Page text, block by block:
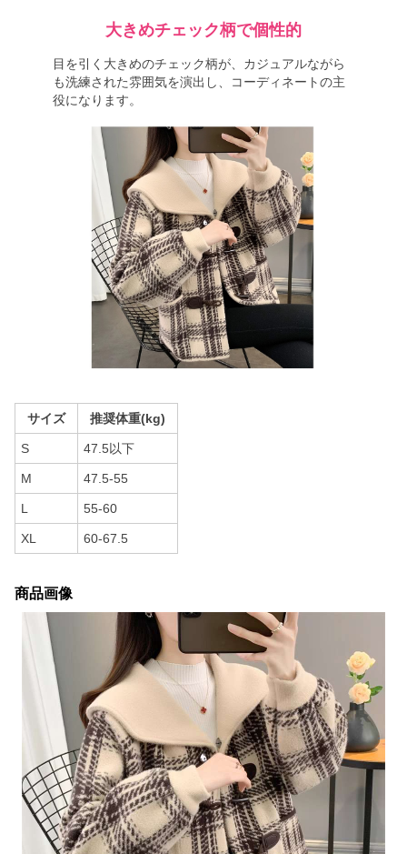
大きめチェック柄で個性的
目を引く大きめのチェック柄が、カジュアルながら
も洗練された雰囲気を演出し、コーディネートの主
役になります。
サイズ 推奨体重(kg)
S 47.5以下
M 47.5-55
L 55-60
XL 60-67.5
商品画像